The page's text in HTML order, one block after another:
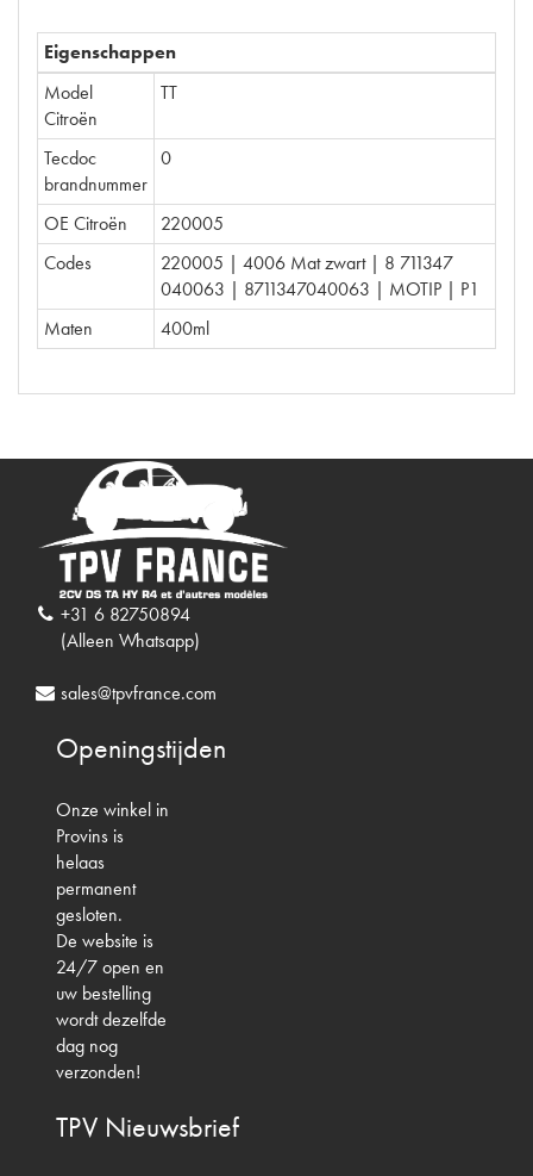
Eigenschappen
Model
Citroën
TT
Tecdoc
brandnummer
0
OE Citroën
220005
Codes
220005 | 4006 Mat zwart | 8 711347
040063 | 8711347040063 | MOTIP | P1
Maten
400ml
+31 6 82750894
(Alleen Whatsapp)
sales@tpvfrance.com
Openingstijden
Onze winkel in
Provins is
helaas
permanent
gesloten.
De website is
24/7 open en
uw bestelling
wordt dezelfde
dag nog
verzonden!
TPV Nieuwsbrief